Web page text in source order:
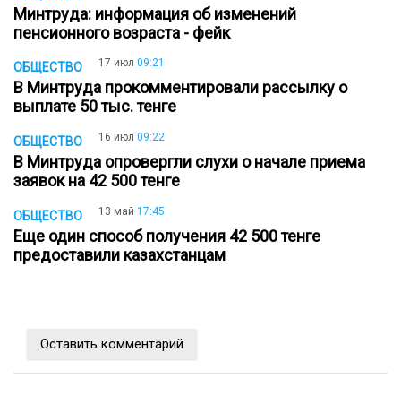
Минтруда: информация об изменений
пенсионного возраста - фейк
ОБЩЕСТВО 17 июл 09:21
В Минтруда прокомментировали рассылку о
выплате 50 тыс. тенге
ОБЩЕСТВО 16 июл 09:22
В Минтруда опровергли слухи о начале приема
заявок на 42 500 тенге
ОБЩЕСТВО 13 май 17:45
Еще один способ получения 42 500 тенге
предоставили казахстанцам
Оставить комментарий